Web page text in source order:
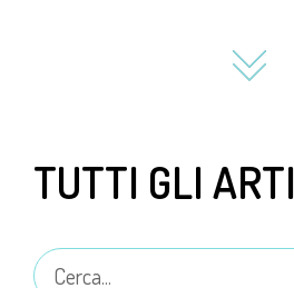
TUTTI GLI